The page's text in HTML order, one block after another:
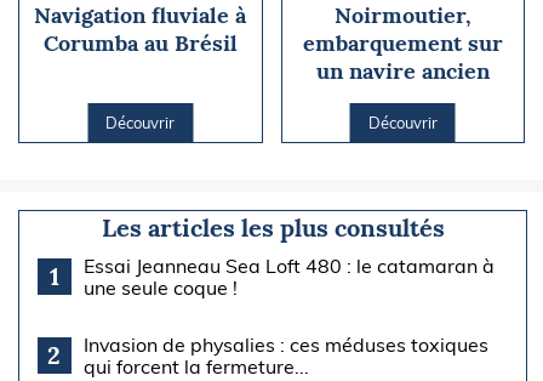
Navigation fluviale à
Corumba au Brésil
Découvrir
Noirmoutier,
embarquement sur
un navire ancien
Découvrir
Les articles les plus consultés
1
Essai Jeanneau Sea Loft 480 : le catamaran à
une seule coque !
2
Invasion de physalies : ces méduses toxiques
qui forcent la fermeture...